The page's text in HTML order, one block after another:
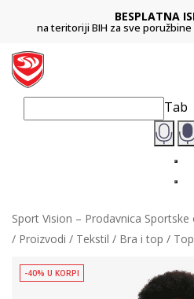
BESPLATNA
na teritoriji BIH za sve
Tab
Sport Vision – Prodavnica
Proizvodi
Tekstil Bra i top Top
-40% U KORPI